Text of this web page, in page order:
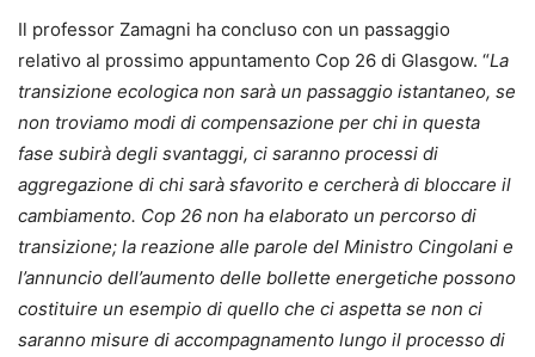
Il professor Zamagni ha concluso con un passaggio
relativo al prossimo appuntamento Cop 26 di Glasgow. “La
transizione ecologica non sarà un passaggio istantaneo, se
non troviamo modi di compensazione per chi in questa
fase subirà degli svantaggi, ci saranno processi di
aggregazione di chi sarà sfavorito e cercherà di bloccare il
cambiamento. Cop 26 non ha elaborato un percorso di
transizione; la reazione alle parole del Ministro Cingolani e
l’annuncio dell’aumento delle bollette energetiche possono
costituire un esempio di quello che ci aspetta se non ci
saranno misure di accompagnamento lungo il processo di